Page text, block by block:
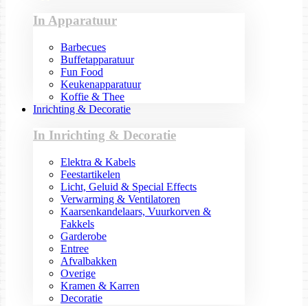
In Apparatuur
Barbecues
Buffetapparatuur
Fun Food
Keukenapparatuur
Koffie & Thee
Inrichting & Decoratie
In Inrichting & Decoratie
Elektra & Kabels
Feestartikelen
Licht, Geluid & Special Effects
Verwarming & Ventilatoren
Kaarsenkandelaars, Vuurkorven &
Fakkels
Garderobe
Entree
Afvalbakken
Overige
Kramen & Karren
Decoratie